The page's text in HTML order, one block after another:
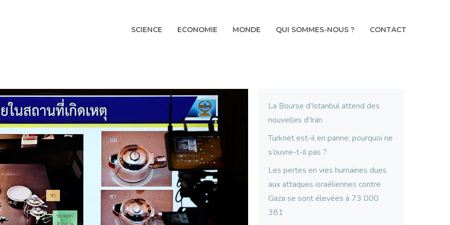
SCIENCE ECONOMIE MONDE QUI SOMMES-NOUS ? CONTACT
La Bourse d’Istanbul attend des
nouvelles d’Iran
Turknet est-il en panne, pourquoi ne
s’ouvre-t-il pas ?
Les pertes en vies humaines dues
aux attaques israéliennes contre
Gaza se sont élevées à 73 000
381